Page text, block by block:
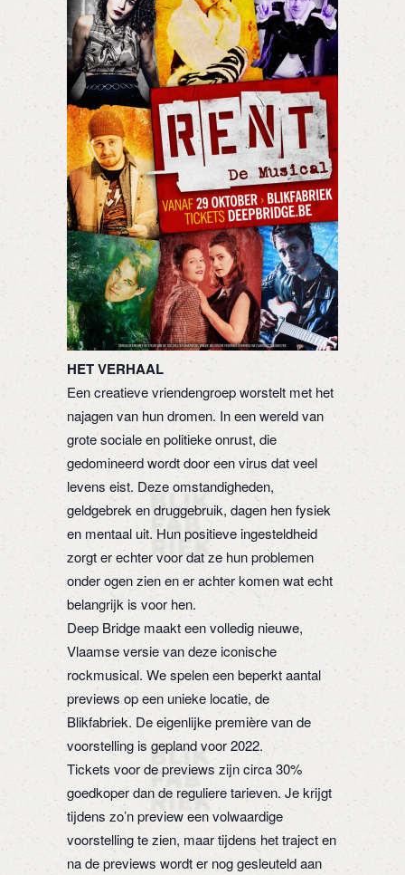
HET VERHAAL
Een creatieve vriendengroep worstelt met het
najagen van hun dromen. In een wereld van
grote sociale en politieke onrust, die
gedomineerd wordt door een virus dat veel
levens eist. Deze omstandigheden,
geldgebrek en druggebruik, dagen hen fysiek
en mentaal uit. Hun positieve ingesteldheid
zorgt er echter voor dat ze hun problemen
onder ogen zien en er achter komen wat echt
belangrijk is voor hen.
Deep Bridge maakt een volledig nieuwe,
Vlaamse versie van deze iconische
rockmusical. We spelen een beperkt aantal
previews op een unieke locatie, de
Blikfabriek. De eigenlijke première van de
voorstelling is gepland voor 2022.
Tickets voor de previews zijn circa 30%
goedkoper dan de reguliere tarieven. Je krijgt
tijdens zo’n preview een volwaardige
voorstelling te zien, maar tijdens het traject en
na de previews wordt er nog gesleuteld aan